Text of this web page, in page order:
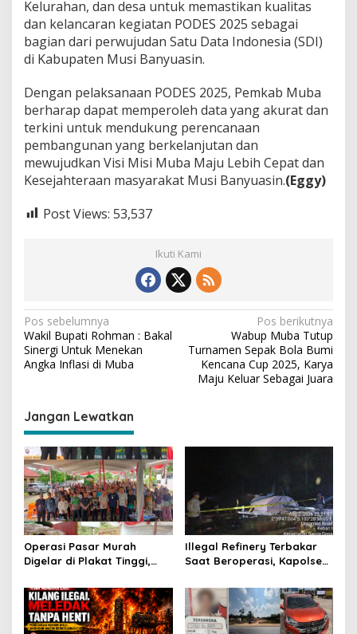
Kelurahan, dan desa untuk memastikan kualitas
dan kelancaran kegiatan PODES 2025 sebagai
bagian dari perwujudan Satu Data Indonesia (SDI)
di Kabupaten Musi Banyuasin.
Dengan pelaksanaan PODES 2025, Pemkab Muba
berharap dapat memperoleh data yang akurat dan
terkini untuk mendukung perencanaan
pembangunan yang berkelanjutan dan
mewujudkan Visi Misi Muba Maju Lebih Cepat dan
Kesejahteraan masyarakat Musi Banyuasin.(Eggy)
Post Views: 53,537
Ikuti Kami
N
a
v
g
a
s
i
p
o
s
Pos sebelumnya
Wakil Bupati Rohman : Bakal
Sinergi Untuk Menekan
Angka Inflasi di Muba
Pos berikutnya
Wabup Muba Tutup
Turnamen Sepak Bola Bumi
Kencana Cup 2025, Karya
Maju Keluar Sebagai Juara
Jangan Lewatkan
Operasi Pasar Murah
Digelar di Plakat Tinggi,
Subsidi untuk Ringankan
Beban Warga
Illegal Refinery Terbakar
Saat Beroperasi, Kapolsek
Penindakan dan
Pencegahan Terus
Dilakukan